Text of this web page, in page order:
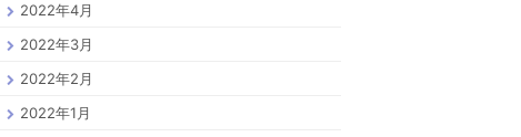
2022年4月
2022年3月
2022年2月
2022年1月